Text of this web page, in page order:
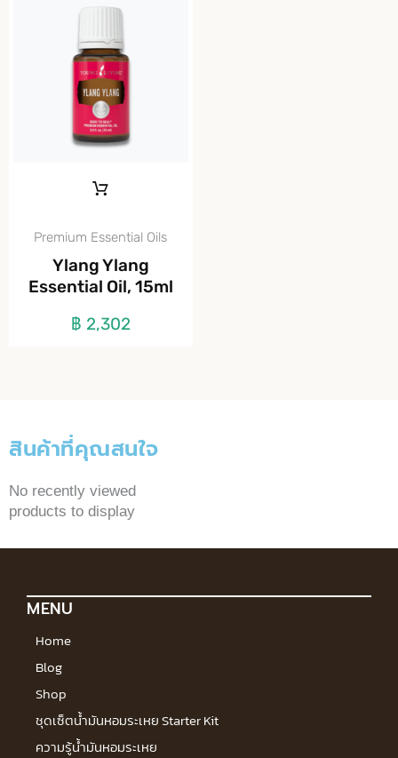
Premium Essential Oils
Ylang Ylang
Essential Oil, 15ml
฿ 2,302
สินค้าที่คุณสนใจ
No recently viewed
products to display
MENU
Home
Blog
Shop
ชุดเซ็ตน้ำมันหอมระเหย Starter Kit
ความรู้น้ำมันหอมระเหย